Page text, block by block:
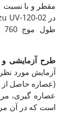
طرح آزمایشی و
آزمایش مورد
(عصاره حاصل از
عصاره گیری،
است که در آن